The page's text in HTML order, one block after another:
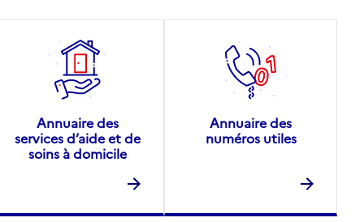
Annuaire des
services d’aide et de
soins à domicile
Annuaire des
numéros utiles